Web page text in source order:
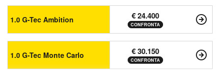
1.0 G-Tec Ambition € 24.400
CONFRONTA
1.0 G-Tec Monte Carlo € 30.150
CONFRONTA